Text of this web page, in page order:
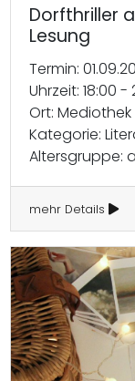
Dorfthriller
Lesung
Termin:
Uhrzeit: 18:00 -
Ort: Mediothek
Kategorie:
Altersgruppe:
mehr Details